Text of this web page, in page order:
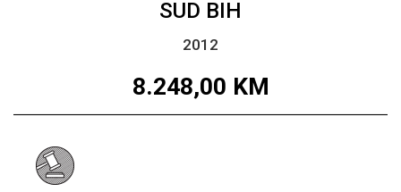
SUD BIH
2012
8.248,00 KM